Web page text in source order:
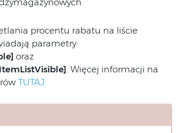
procentu rabatu na liście
parametry:
oraz
. Więcej informacji na
TUTAJ.